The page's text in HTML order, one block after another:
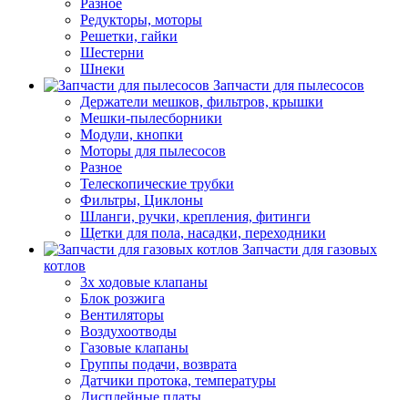
Разное
Редукторы, моторы
Решетки, гайки
Шестерни
Шнеки
Запчасти для пылесосов
Держатели мешков, фильтров, крышки
Мешки-пылесборники
Модули, кнопки
Моторы для пылесосов
Разное
Телескопические трубки
Фильтры, Циклоны
Шланги, ручки, крепления, фитинги
Щетки для пола, насадки, переходники
Запчасти для газовых
котлов
3х ходовые клапаны
Блок розжига
Вентиляторы
Воздухоотводы
Газовые клапаны
Группы подачи, возврата
Датчики протока, температуры
Дисплейные платы